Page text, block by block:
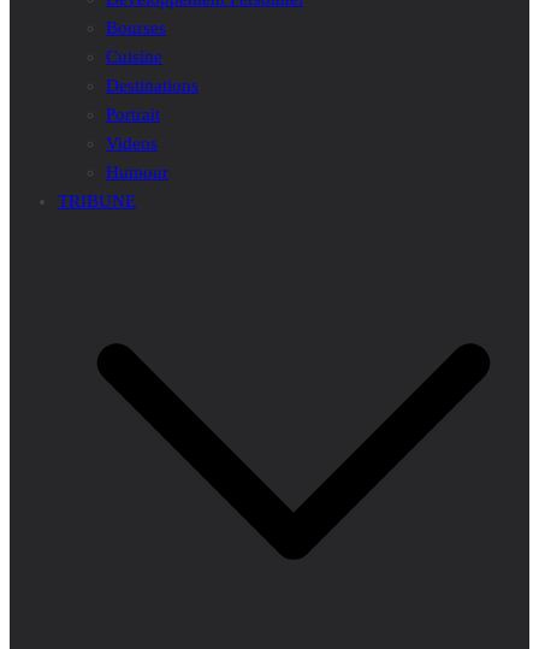
Bourses
Cuisine
Destinations
Portrait
Videos
Humour
TRIBUNE